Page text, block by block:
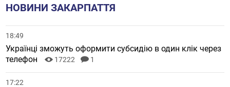
НОВИНИ ЗАКАРПАТТЯ
18:49
Українці зможуть оформити субсидію в один клік через
телефон
17222 1
17:22